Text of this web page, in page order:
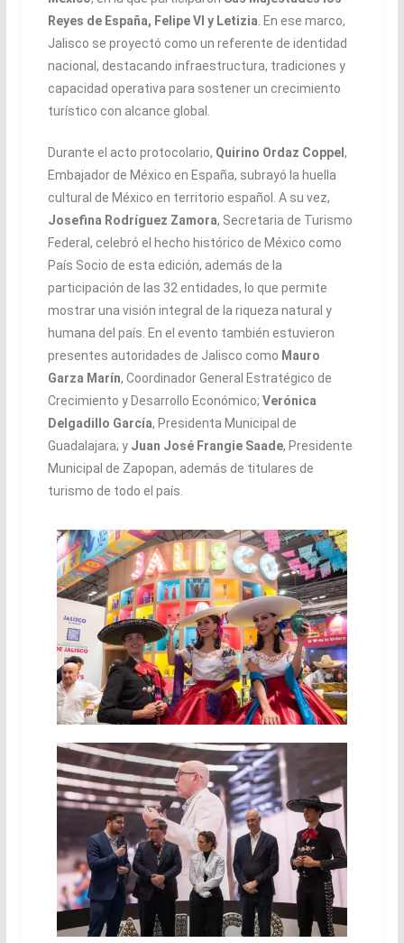
Reyes de España, Felipe VI y Letizia . En ese marco,
Jalisco se proyectó como un referente de identidad
nacional, destacando infraestructura, tradiciones y
capacidad operativa para sostener un crecimiento
turístico con alcance global.
Durante el acto protocolario, Quirino Ordaz Coppel ,
Embajador de México en España, subrayó la huella
cultural de México en territorio español. A su vez,
Josefina Rodríguez Zamora, Secretaria de Turismo
Federal, celebró el hecho histórico de México como
País Socio de esta edición, además de la
participación de las 32 entidades, lo que permite
mostrar una visión integral de la riqueza natural y
humana del país. En el evento también estuvieron
presentes autoridades de Jalisco como Mauro
Garza Marín, Coordinador General Estratégico de
Crecimiento y Desarrollo Económico; Verónica
Delgadillo García, Presidenta Municipal de
Guadalajara; y Juan José Frangie Saade, Presidente
Municipal de Zapopan, además de titulares de
turismo de todo el país.